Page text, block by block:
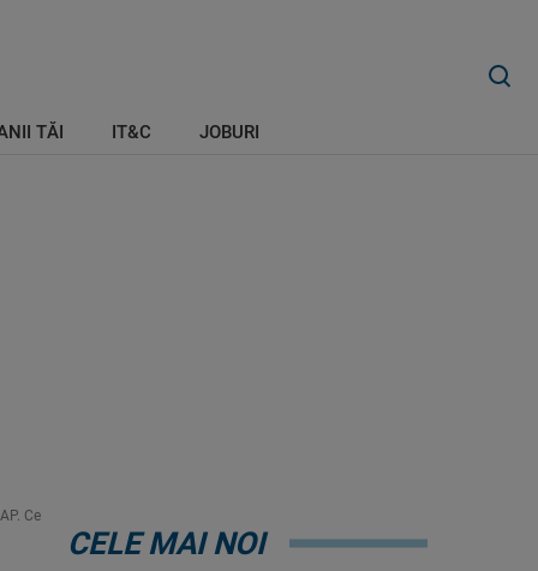
TĂI IT&C JOBURI
Ce
CELE MAI NOI